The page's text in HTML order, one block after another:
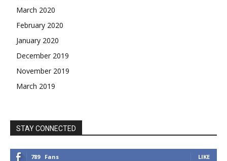
March 2020
February 2020
January 2020
December 2019
November 2019
March 2019
STAY CONNECTED
789 Fans LIKE